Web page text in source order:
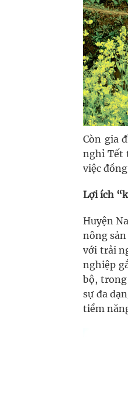
Còn gia
nghỉ Tết
việc
Lợi ích
Huyện
nông
với trải
nghiệp
bộ, trong
sự đa
tiềm